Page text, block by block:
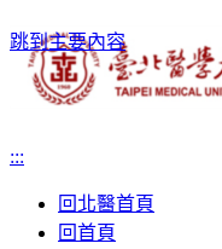
跳到主要內容
:::
回北醫首頁
回首頁